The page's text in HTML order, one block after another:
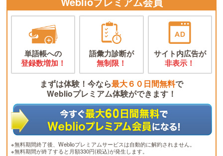
単語帳への
登録数増加！
語彙力診断が
無制限！
サイト内広告が
非表示！
まずは体験！今なら最大６０日間無料で
Weblioプレミアム体験ができます！
※無料期間終了後、Weblioプレミアムサービスは自動的に解約されません。
※無料期間が終了すると月額330円(税込)が発生します。